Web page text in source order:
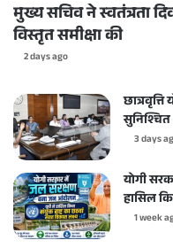
मुख्य सचिव ने स्वतंत्रता
विस्तृत समीक्षा की
2 days ago
3 days
योगी
हासिल
1 week